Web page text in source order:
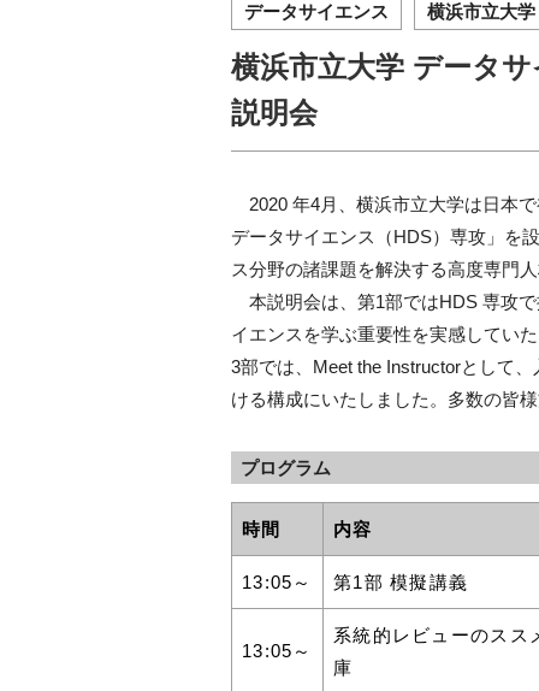
データサイエンス 横浜市立大学
横浜市立大学 データ
説明会
2020 年4月、横浜市立大学は日本
データサイエンス（HDS）専攻」を
ス分野の諸課題を解決する高度専門人
本説明会は、第1部ではHDS 専攻
イエンスを学ぶ重要性を実感してい
3部では、Meet the Instructorとして
ける構成にいたしました。多数の皆
プログラム
時間 内容
13:05～ 第1部 模擬講義
13:05～
系統的レビューのスス
庫